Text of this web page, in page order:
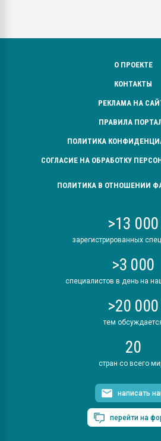
О ПРОЕКТЕ
КОНТАКТЫ
РЕКЛАМА НА
ПРАВИЛА
ПОЛИТИКА
СОГЛАСИЕ НА ОБРАБОТКУ
ПОЛИТИКА В ОТНОШЕНИИ
>13 000
зарегистрированных
>3 000
специалистов в день на
>20 000
тем
20
стран со всего
написать
перейти на